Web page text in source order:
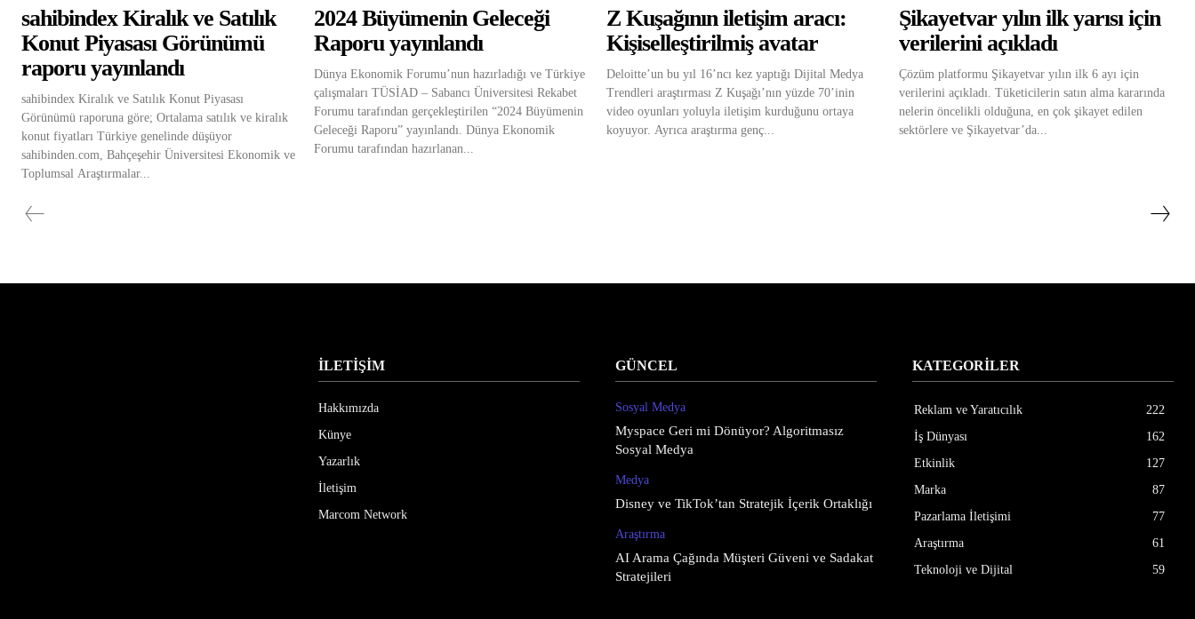
sahibindex Kiralık ve Satılık
Konut Piyasası Görünümü
raporu yayınlandı
sahibindex Kiralık ve Satılık Konut Piyasası
Görünümü raporuna göre; Ortalama satılık ve kiralık
konut fiyatları Türkiye genelinde düşüyor
sahibinden.com, Bahçeşehir Üniversitesi Ekonomik ve
Toplumsal Araştırmalar...
2024 Büyümenin Geleceği
Raporu yayınlandı
Dünya Ekonomik Forumu’nun hazırladığı ve Türkiye
çalışmaları TÜSİAD – Sabancı Üniversitesi Rekabet
Forumu tarafından gerçekleştirilen “2024 Büyümenin
Geleceği Raporu” yayınlandı. Dünya Ekonomik
Forumu tarafından hazırlanan...
Z Kuşağının iletişim aracı:
Kişiselleştirilmiş avatar
Deloitte’un bu yıl 16’ncı kez yaptığı Dijital Medya
Trendleri araştırması Z Kuşağı’nın yüzde 70’inin
video oyunları yoluyla iletişim kurduğunu ortaya
koyuyor. Ayrıca araştırma genç...
Şikayetvar yılın ilk yarısı için
verilerini açıkladı
Çözüm platformu Şikayetvar yılın ilk 6 ayı için
verilerini açıkladı. Tüketicilerin satın alma kararında
nelerin öncelikli olduğuna, en çok şikayet edilen
sektörlere ve Şikayetvar’da...
İLETİŞİM
Hakkımızda
Künye
Yazarlık
İletişim
Marcom Network
GÜNCEL
Sosyal Medya
Myspace Geri mi Dönüyor? Algoritmasız
Sosyal Medya
Medya
Disney ve TikTok’tan Stratejik İçerik Ortaklığı
Araştırma
AI Arama Çağında Müşteri Güveni ve Sadakat
Stratejileri
KATEGORİLER
Reklam ve Yaratıcılık
222
İş Dünyası
162
Etkinlik
127
Marka
87
Pazarlama İletişimi
77
Araştırma
61
Teknoloji ve Dijital
59